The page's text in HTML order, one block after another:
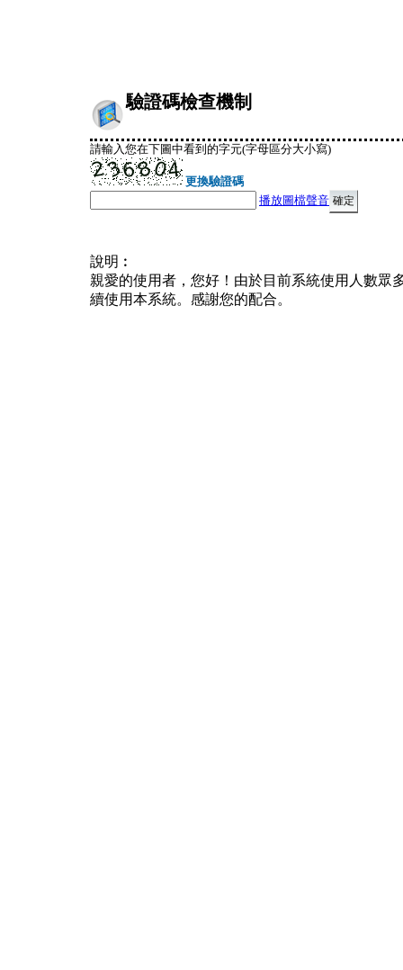
驗證碼檢查機制
請輸入您在下圖中看到的字元(字母區分大小寫)
更換驗證碼
播放圖檔聲音
說明︰
親愛的使用者，您好！由於目前系統使用人數眾
續使用本系統。感謝您的配合。